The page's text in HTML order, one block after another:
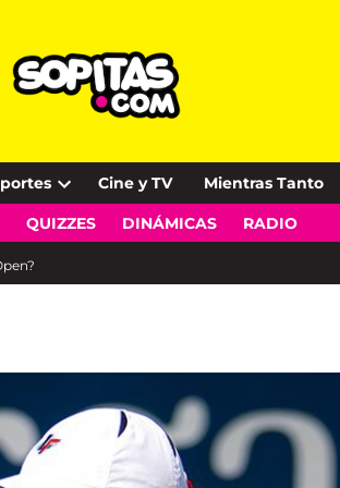
Open
dropdown
Cine y TV Mientras Tanto
QUIZZES DINÁMICAS RADIO